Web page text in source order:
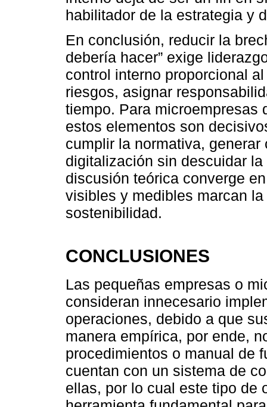
habilitador de la estrategia y
En conclusión, reducir la
debería hacer” exige
control interno proporcional
riesgos, asignar
tiempo. Para microempresas
estos elementos son
cumplir la normativa,
digitalización sin descuidar
discusión teórica converge
visibles y medibles marcan
sostenibilidad.
CONCLUSIONES
Las pequeñas empresas o
consideran innecesario
operaciones, debido a que
manera empírica, por ende,
procedimientos o manual de
cuentan con un sistema de
ellas, por lo cual este tipo de